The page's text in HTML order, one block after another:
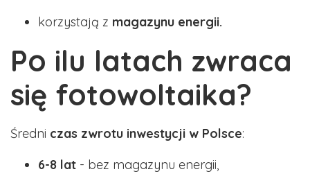
korzystają z magazynu energii.
Po ilu latach zwraca
się fotowoltaika?
Średni czas zwrotu inwestycji w Polsce:
6-8 lat - bez magazynu energii,